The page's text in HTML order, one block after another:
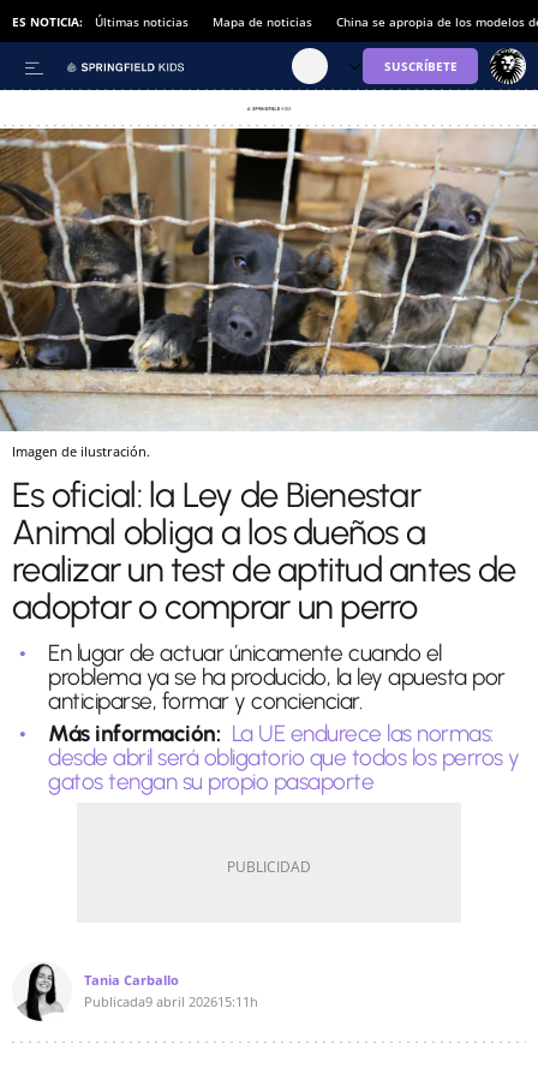
ES NOTICIA: Últimas noticias Mapa de noticias China se apropia de los modelos
Imagen de ilustración.
Es oficial: la Ley de Bienestar
Animal obliga a los dueños a
realizar un test de aptitud antes de
adoptar o comprar un perro
En lugar de actuar únicamente cuando el
problema ya se ha producido, la ley apuesta por
anticiparse, formar y concienciar.
Más información: La UE endurece las normas:
desde abril será obligatorio que todos los perros y
gatos tengan su propio pasaporte
Tania Carballo
Publicada9 abril 202615:11h